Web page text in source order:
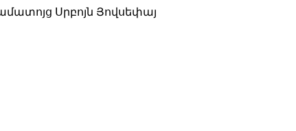
Սրբոյն Յովսեփայ